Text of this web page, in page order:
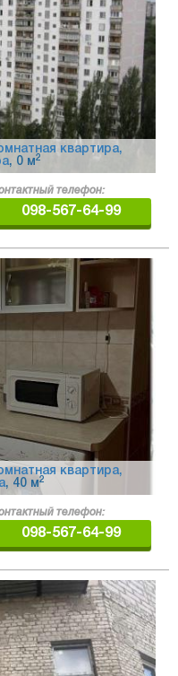
квартира,
, 0 м 2
телефон:
098-567-64-99
квартира,
, 40 м2
телефон:
098-567-64-99